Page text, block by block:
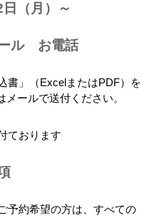
（月）～
ル お電話
書」（ExcelまたはPDF）を
ールで送付ください。
ております
予約希望の方は、すべての